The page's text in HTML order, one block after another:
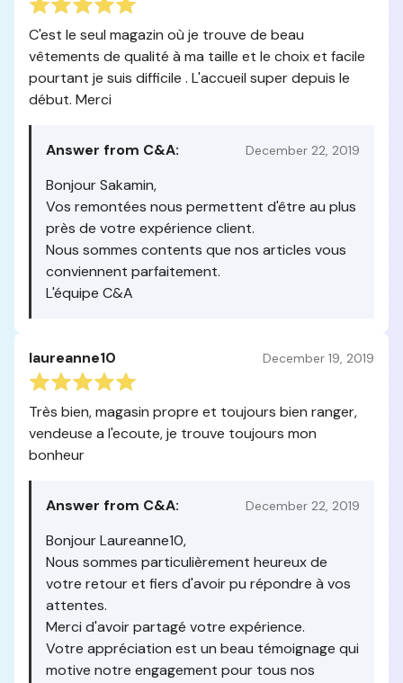
C'est le seul magazin où je trouve de beau
vêtements de qualité à ma taille et le choix et facile
pourtant je suis difficile . L'accueil super depuis le
début. Merci
Answer from C&A: December 22, 2019
Bonjour Sakamin,
Vos remontées nous permettent d'être au plus
près de votre expérience client.
Nous sommes contents que nos articles vous
conviennent parfaitement.
L'équipe C&A
laureanne10 December 19, 2019
Très bien, magasin propre et toujours bien ranger,
vendeuse a l'ecoute, je trouve toujours mon
bonheur
Answer from C&A: December 22, 2019
Bonjour Laureanne10,
Nous sommes particulièrement heureux de
votre retour et fiers d'avoir pu répondre à vos
attentes.
Merci d'avoir partagé votre expérience.
Votre appréciation est un beau témoignage qui
motive notre engagement pour tous nos